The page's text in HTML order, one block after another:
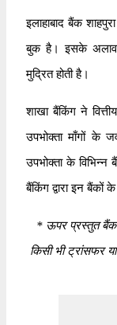
इलाहाबाद बैंक
बुक है। इसके
मुद्रित होती है।
शाखा बैंकिंग ने
उपभोक्ता माँगों के
उपभोक्ता के
बैंकिंग द्वारा इन
*ऊपर प्रस्तुत बैंक
किसी भी ट्रांसफर